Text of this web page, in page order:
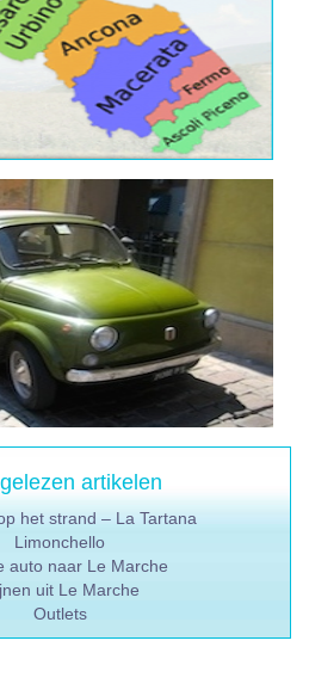
artikelen
het strand – La Tartana
Limonchello
auto naar Le Marche
uit Le Marche
Outlets